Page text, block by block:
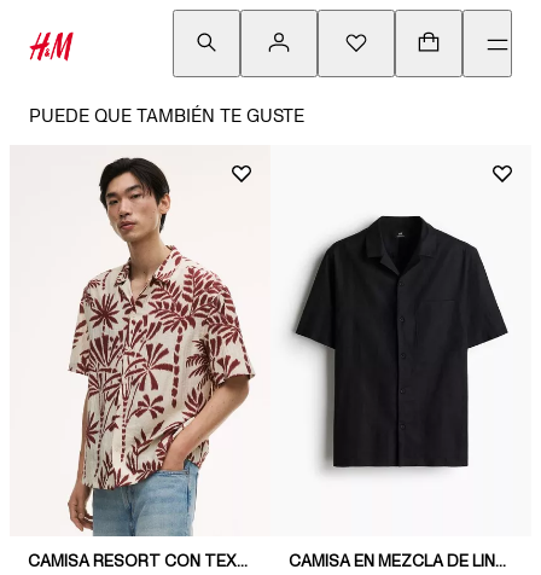
PUEDE QUE TAMBIÉN TE GUSTE
CAMISA RESORT CON TEXTURA REGULAR FIT CAMISA EN MEZCLA DE LINO REGULAR FIT